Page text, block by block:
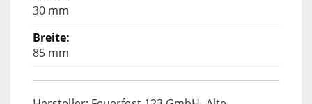
30 mm
85 mm